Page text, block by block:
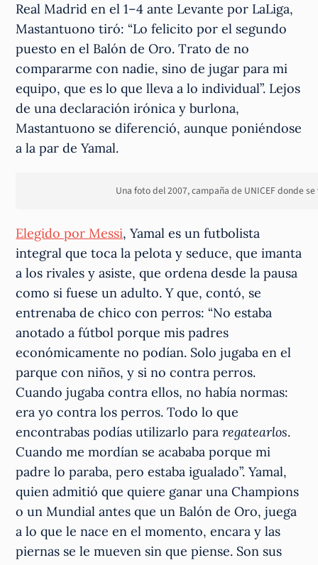
Real Madrid en el 1–4 ante Levante por LaLiga,
Mastantuono tiró: “Lo felicito por el segundo
puesto en el Balón de Oro. Trato de no
compararme con nadie, sino de jugar para mi
equipo, que es lo que lleva a lo individual”. Lejos
de una declaración irónica y burlona,
Mastantuono se diferenció, aunque poniéndose
a la par de Yamal.
Una foto del 2007, campaña de UNICEF donde
Elegido por Messi, Yamal es un futbolista
integral que toca la pelota y seduce, que imanta
a los rivales y asiste, que ordena desde la pausa
como si fuese un adulto. Y que, contó, se
entrenaba de chico con perros: “No estaba
anotado a fútbol porque mis padres
económicamente no podían. Solo jugaba en el
parque con niños, y si no contra perros.
Cuando jugaba contra ellos, no había normas:
era yo contra los perros. Todo lo que
encontrabas podías utilizarlo pararegatearlos.
Cuando me mordían se acababa porque mi
padre lo paraba, pero estaba igualado”. Yamal,
quien admitió que quiere ganar una Champions
o un Mundial antes que un Balón de Oro, juega
a lo que le nace en el momento, encara y las
piernas se le mueven sin que piense. Son sus